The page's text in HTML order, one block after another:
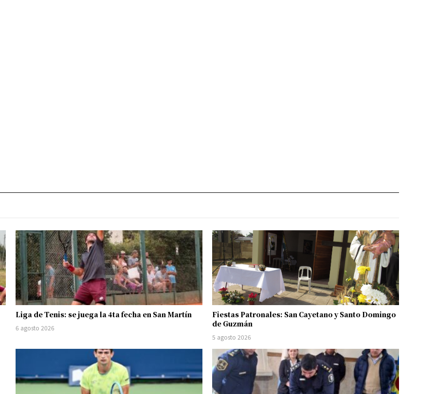
Liga de Tenis: se juega la 4ta fecha en San Martín
6 agosto 2026
Fiestas Patronales: San Cayetano y Santo Domingo
de Guzmán
5 agosto 2026